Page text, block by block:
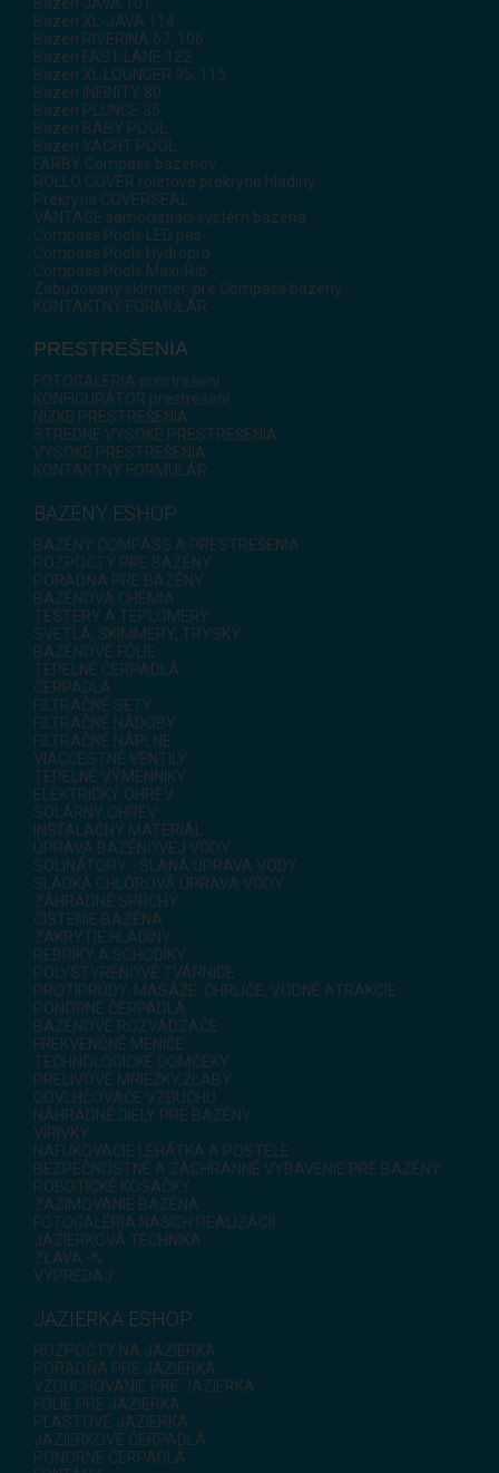
Bazén XL-JAVA 114
Bazén RIVERINA 67, 106
Bazén FAST LANE 122
Bazén XL LOUNGER 95, 115
Bazén INFINITY 80
Bazén PLUNGE 35
Bazén BABY POOL
Bazén YACHT POOL
FARBY Compass bazénov
ROLLO COVER roletové prekrytie hladiny
Prekrytia COVERSEAL
VANTAGE samočistiaci systém bazéna
Compass Pools LED pás
Compass Pools Hydropro
Compass Pools Maxi-Rib
Zabudovaný skimmer, pre Compass bazény
KONTAKTNÝ FORMULÁR
PRESTREŠENIA
FOTOGALÉRIA prestrešení
KONFIGURÁTOR prestrešení
NÍZKE PRESTREŠENIA
STREDNE VYSOKÉ PRESTREŠENIA
VYSOKÉ PRESTREŠENIA
KONTAKTNÝ FORMULÁR
BAZÉNY ESHOP
BAZÉNY COMPASS A PRESTREŠENIA
ROZPOČTY PRE BAZÉNY
PORADŇA PRE BAZÉNY
BAZÉNOVÁ CHÉMIA
TESTERY A TEPLOMERY
SVETLÁ, SKIMMERY, TRYSKY
BAZÉNOVÉ FÓLIE
TEPELNÉ ČERPADLÁ
ČERPADLÁ
FILTRAČNÉ SETY
FILTRAČNÉ NÁDOBY
FILTRAČNÉ NÁPLNE
VIACCESTNÉ VENTILY
TEPELNÉ VÝMENNÍKY
ELEKTRICKÝ OHREV
SOLÁRNY OHREV
INŠTALAČNÝ MATERIÁL
ÚPRAVA BAZÉNOVEJ VODY
SOLINÁTORY - SLANÁ ÚPRAVA VODY
SLADKÁ CHLÓROVÁ ÚPRAVA VODY
ZÁHRADNÉ SPRCHY
ČISTENIE BAZÉNA
ZAKRYTIE HLADINY
REBRÍKY A SCHODÍKY
POLYSTYRÉNOVÉ TVÁRNICE
PROTIPRÚDY, MASÁŽE, CHRLIČE, VODNÉ ATRAKCIE
PONORNÉ ČERPADLÁ
BAZÉNOVÉ ROZVÁDZAČE
FREKVENČNÉ MENIČE
TECHNOLOGICKÉ DOMČEKY
PRELIVOVÉ MRIEŽKY,ŽĽABY
ODVLHČOVAČE VZDUCHU
NÁHRADNÉ DIELY PRE BAZÉNY
VÍRIVKY
NAFUKOVACIE LEHÁTKA A POSTELE
BEZPEČNOSTNÉ A ZÁCHRANNÉ VYBAVENIE PRE BAZÉNY
ROBOTICKÉ KOSAČKY
ZAZIMOVANIE BAZÉNA
FOTOGALÉRIA NAŠICH REALIZÁCIÍ
JAZIERKOVÁ TECHNIKA
ZĽAVA -%
VÝPREDAJ
JAZIERKA ESHOP
ROZPOČTY NA JAZIERKA
PORADŇA PRE JAZIERKA
VZDUCHOVANIE PRE JAZIERKA
FÓLIE PRE JAZIERKA
PLASTOVÉ JAZIERKA
JAZIERKOVÉ ČERPADLÁ
PONORNÉ ČERPADLÁ